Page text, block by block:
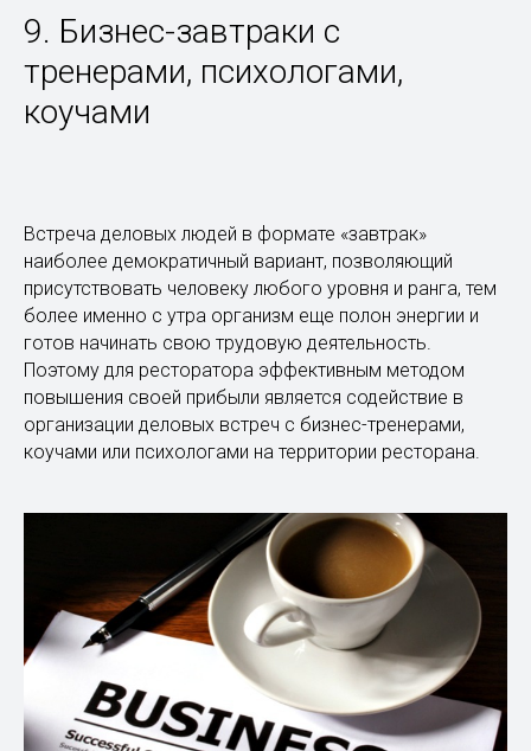
9. Бизнес-завтраки с
тренерами, психологами,
коучами
Встреча деловых людей в формате «завтрак»
наиболее демократичный вариант, позволяющий
присутствовать человеку любого уровня и ранга, тем
более именно с утра организм еще полон энергии и
готов начинать свою трудовую деятельность.
Поэтому для ресторатора эффективным методом
повышения своей прибыли является содействие в
организации деловых встреч с бизнес-тренерами,
коучами или психологами на территории ресторана.